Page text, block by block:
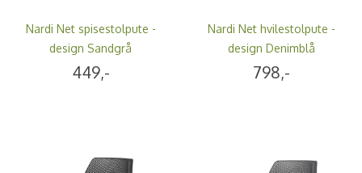
Nardi Net spisestolpute -
design Sandgrå
449,-
Nardi Net hvilestolpute -
design Denimblå
798,-